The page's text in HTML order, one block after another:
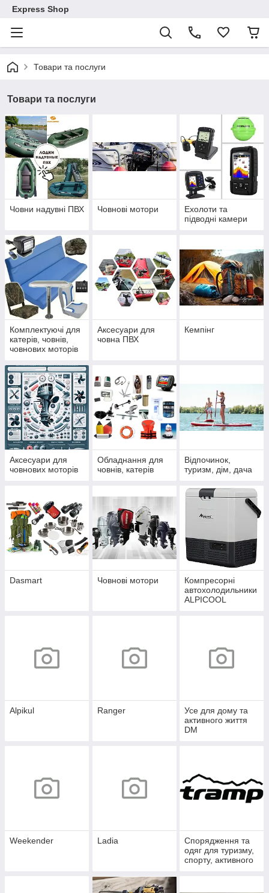
Express Shop
Товари та послуги
Товари та послуги
Човни надувні ПВХ Човнові мотори
Ехолоти та
підводні камери
Комплектуючі для
катерів, човнів,
човнових моторів
Аксесуари для
човна ПВХ
Кемпінг
Аксесуари для
човнових моторів
Обладнання для
човнів, катерів
Відпочинок,
туризм, дім, дача
Dasmart Човнові мотори
Компресорні
автохолодильники
ALPICOOL
Alpikul Ranger
Усе для дому та
активного життя
DM
Weekender Ladia
Спорядження та
одяг для туризму,
спорту, активного